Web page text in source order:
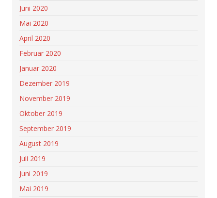
Juni 2020
Mai 2020
April 2020
Februar 2020
Januar 2020
Dezember 2019
November 2019
Oktober 2019
September 2019
August 2019
Juli 2019
Juni 2019
Mai 2019